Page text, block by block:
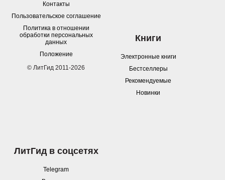
Контакты
Пользовательское соглашение
Политика в отношении
обработки персональных
данных
Положение
© ЛитГид 2011-2026
Книги
Электронные книги
Бестселлеры
Рекомендуемые
Новинки
ЛитГид в соцсетях
Telegram